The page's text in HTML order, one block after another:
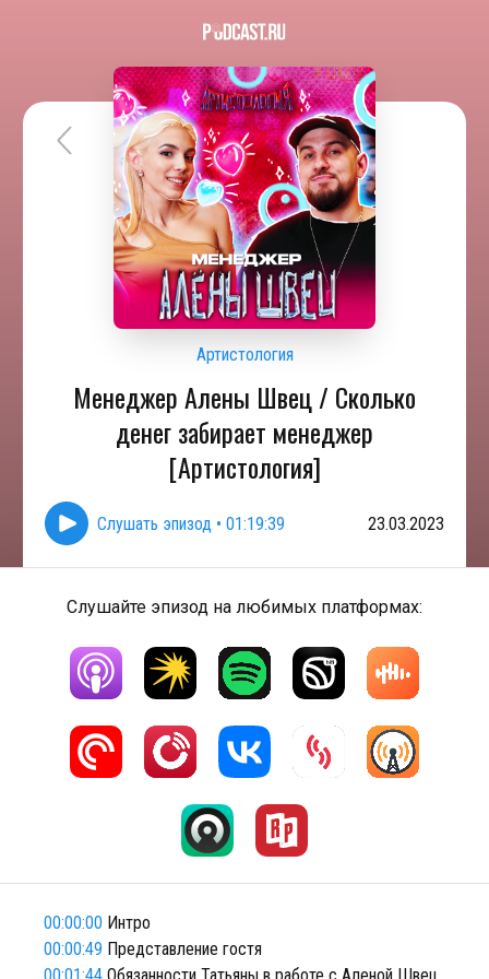
Артистология
Менеджер Алены Швец / Сколько
денег забирает менеджер
[Артистология]
Слушать эпизод • 01:19:39 23.03.2023
Слушайте эпизод на любимых платформах:
00:00:00 Интро
00:00:49 Представление гостя